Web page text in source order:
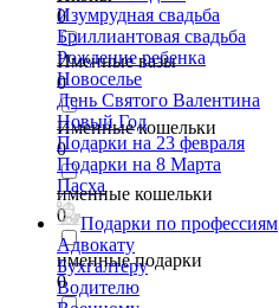
0
Именные вазы
0
Именные кошельки
0
именные кошельки
0
именные подарки
0
Изумрудная свадьба
Бриллиантовая свадьба
Рождение ребенка
Новоселье
День Святого Валентина
Новый Год
Подарки на 23 февраля
Подарки на 8 Марта
Пасха
Подарки по профессиям
Адвокату
Бухгалтеру
Водителю